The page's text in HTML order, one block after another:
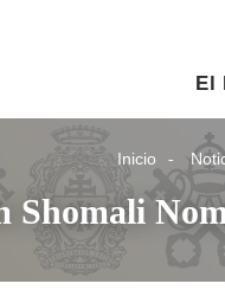
Inicio
Shomali